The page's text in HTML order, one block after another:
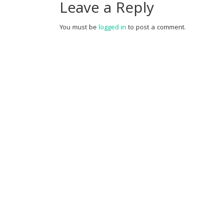
Leave a Reply
You must be logged in to post a comment.